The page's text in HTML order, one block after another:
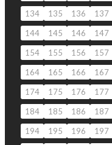
134
135 136 137
144
145 146 147
154
155 156 157
164
165 166 167
174
175 176 177
184
185 186 187
194
195 196 197